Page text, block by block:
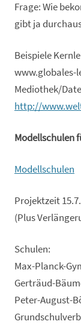
Frage: Wie
gibt ja
Beispiele
www.globales-
Mediothek/
http://
Modellschulen
Modellschulen
Projektzeit
(Plus
Schulen:
Max-Planck-
Gerträud-
Peter-August-